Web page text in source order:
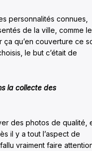
personnalités connues,
de la ville, comme
ça qu’en couverture ce
le but c’était de
la collecte des
des photos de qualité,
il y a tout l’aspect de
vraiment faire